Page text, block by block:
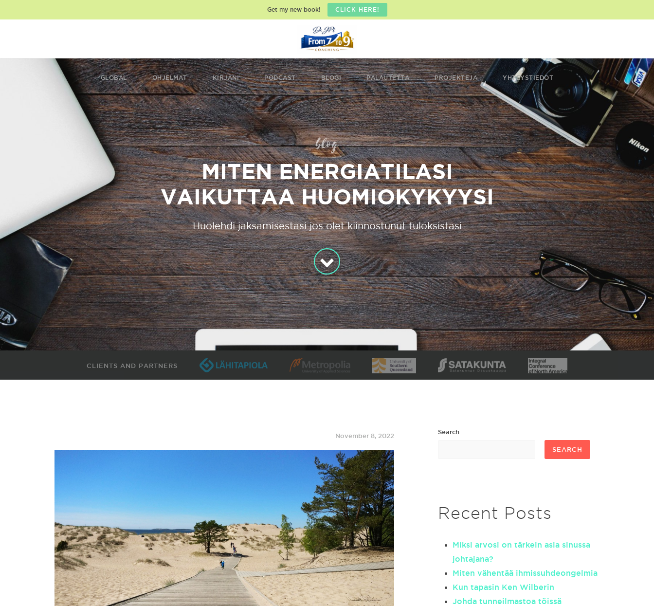
Get my new book! CLICK HERE!
GLOBAL OHJELMAT KIRJANI PODCAST BLOGI PALAUTETTA PROJEKTEJA YHTEYSTIEDOT
blog
MITEN ENERGIATILASI
VAIKUTTAA HUOMIOKYKYYSI
Huolehdi jaksamisestasi jos olet kiinnostunut tuloksistasi
CLIENTS AND PARTNERS
November 8, 2022
Search
SEARCH
Recent Posts
Miksi arvosi on tärkein asia sinussa
johtajana?
Miten vähentää ihmissuhdeongelmia
Kun tapasin Ken Wilberin
Johda tunneilmastoa töissä